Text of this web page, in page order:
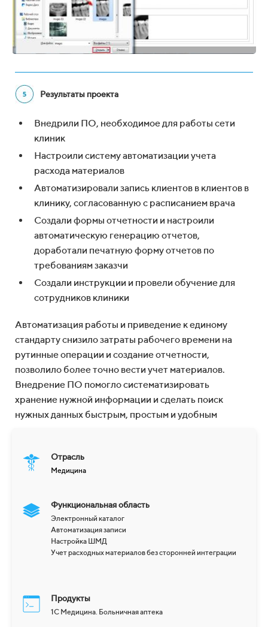
Результаты проекта
Внедрили ПО, необходимое для работы сети
клиник
Настроили систему автоматизации учета
расхода материалов
Автоматизировали запись клиентов в клиентов в
клинику, согласованную с расписанием врача
Создали формы отчетности и настроили
автоматическую генерацию отчетов,
доработали печатную форму отчетов по
требованиям заказчи
Создали инструкции и провели обучение для
сотрудников клиники
Автоматизация работы и приведение к единому
стандарту снизило затраты рабочего времени на
рутинные операции и создание отчетности,
позволило более точно вести учет материалов.
Внедрение ПО помогло систематизировать
хранение нужной информации и сделать поиск
нужных данных быстрым, простым и удобным
Отрасль
Медицина
Функциональная область
Электронный каталог
Автоматизация записи
Настройка ШМД
Учет расходных материалов без сторонней интеграции
Продукты
1С Медицина. Больничная аптека